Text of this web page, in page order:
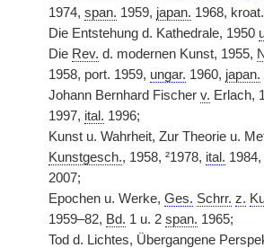
1974, span. 1959, japan. 1968,
Die Entstehung d. Kathedrale, 1950
Die Rev. d. modernen Kunst, 1955,
1958, port. 1959, ungar. 1960, japan.
Johann Bernhard Fischer v. Erlach,
1997, ital. 1996;
Kunst u. Wahrheit, Zur Theorie u.
Kunstgesch., 1958, ²1978, ital. 1984,
2007;
Epochen u. Werke, Ges. Schrr. z.
1959–82, Bd. 1 u. 2 span. 1965;
Tod d. Lichtes, Übergangene